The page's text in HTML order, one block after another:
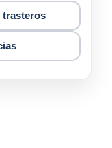
trasteros